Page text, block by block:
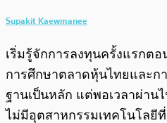
Supakit Kaewmanee
เริ่มรู้จักการลงทุนครั้งแรกต
การศึกษาตลาดหุ้นไทยและก
ฐานเป็นหลัก แต่พอเวลาผ่าน
ไม่มีอุตสาหกรรมเทคโนโลยี